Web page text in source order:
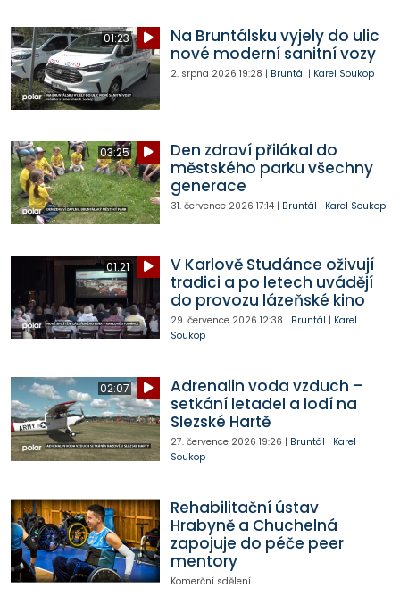
01:23
Na Bruntálsku vyjely do ulic
nové moderní sanitní vozy
2. srpna 2026 19:28 | Bruntál | Karel Soukop
03:25
Den zdraví přilákal do
městského parku všechny
generace
31. července 2026 17:14| Bruntál | Karel Soukop
01:21
V Karlově Studánce oživují
tradici a po letech uvádějí
do provozu lázeňské kino
29. července 2026 12:38 | Bruntál | Karel
Soukop
02:07
Adrenalin voda vzduch –
setkání letadel a lodí na
Slezské Hartě
27. července 2026 19:26 | Bruntál | Karel
Soukop
Rehabilitační ústav
Hrabyně a Chuchelná
zapojuje do péče peer
mentory
Komerční sdělení